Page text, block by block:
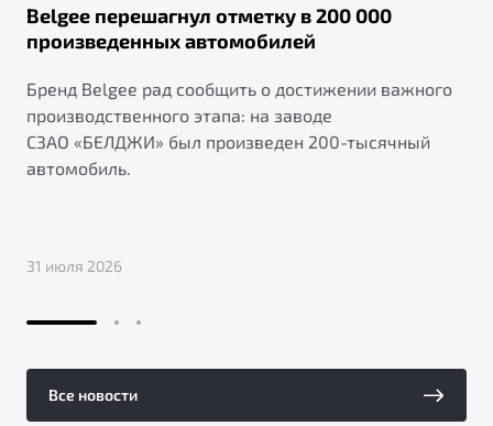
Belgee перешагнул отметку в 200 000
произведенных автомобилей
Бренд Belgee рад сообщить о достижении важного
производственного этапа: на заводе
СЗАО «БЕЛДЖИ» был произведен 200-тысячный
автомобиль.
31 июля 2026
Все новости